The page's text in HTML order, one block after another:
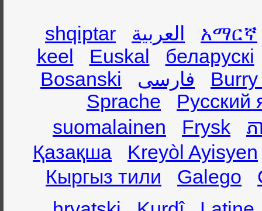
shqiptar العربية
አማርኛ
keel
Euskal
беларускі
Bosanski
فارسی
Sprache
Русский
suomalainen
Frysk
ភ
Қазақша
Kreyòl Ayisyen
Кыргыз тили
Galego